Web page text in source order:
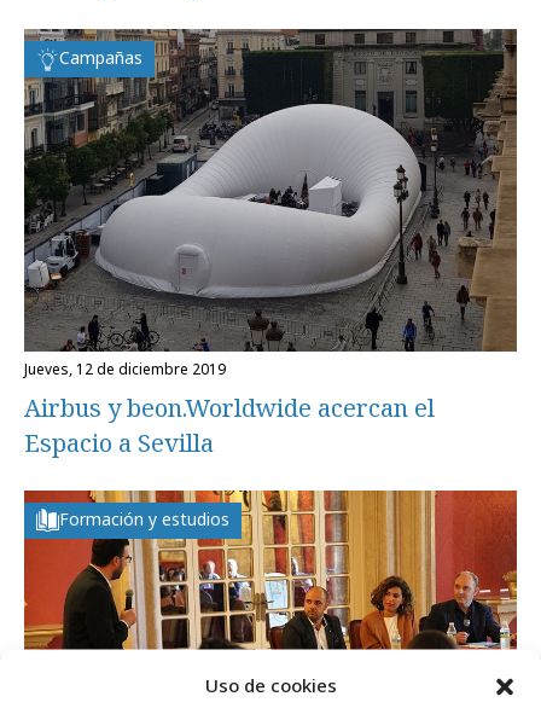
Uso de cookies
Campañas
jueves, 12 de diciembre 2019
Airbus y beon.Worldwide acercan el
Espacio a Sevilla
Formación y estudios